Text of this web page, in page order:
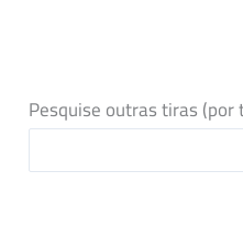
Pesquise outras tiras